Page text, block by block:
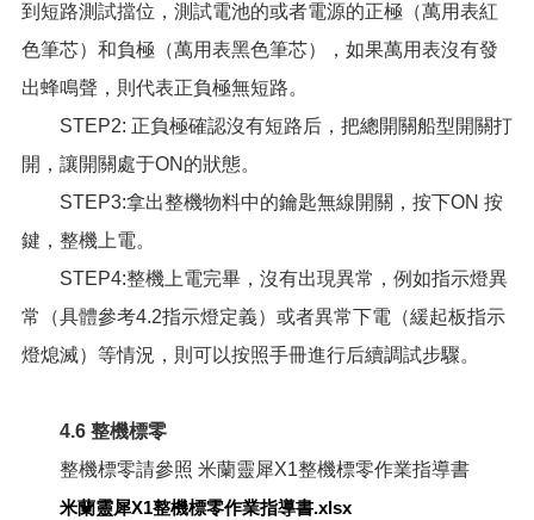
到短路測試擋位，測試電池的或者電源的正極（萬用表紅
色筆芯）和負極（萬用表黑色筆芯），如果萬用表沒有發
出蜂鳴聲，則代表正負極無短路。
STEP2: 正負極確認沒有短路后，把總開關船型開關打
開，讓開關處于ON的狀態。
STEP3:拿出整機物料中的鑰匙無線開關，按下ON 按
鍵，整機上電。
STEP4:整機上電完畢，沒有出現異常，例如指示燈異
常（具體參考4.2指示燈定義）或者異常下電（緩起板指示
燈熄滅）等情況，則可以按照手冊進行后續調試步驟。
4.6 整機標零
整機標零請參照 米蘭靈犀X1整機標零作業指導書
米蘭靈犀X1整機標零作業指導書.xlsx